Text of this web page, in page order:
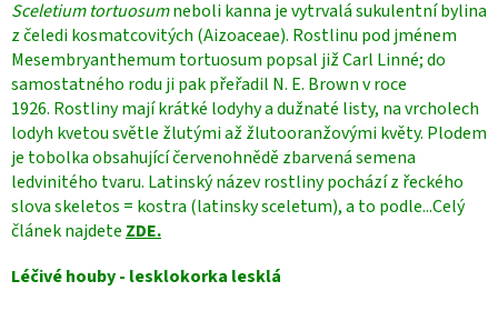
Sceletium tortuosumneboli kanna je vytrvalá sukulentní bylina
z čeledi kosmatcovitých (Aizoaceae). Rostlinu pod jménem
Mesembryanthemum tortuosum popsal již Carl Linné; do
samostatného rodu ji pak přeřadil N. E. Brown v roce
1926. Rostliny mají krátké lodyhy a dužnaté listy, na vrcholech
lodyh kvetou světle žlutými až žlutooranžovými květy. Plodem
je tobolka obsahující červenohnědě zbarvená semena
ledvinitého tvaru. Latinský název rostliny pochází z řeckého
slova skeletos = kostra (latinsky sceletum), a to podle...Celý
článek najdete ZDE.
Léčivé houby - lesklokorka lesklá